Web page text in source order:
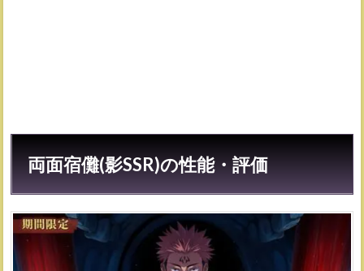
宿儺
SSR)
の動
画・
ト時
の行
両面宿儺(影SSR)の性能・評価